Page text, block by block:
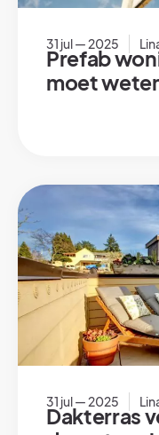
31 jul — 2025
Prefab
moet
31 jul — 2025
Dakterras